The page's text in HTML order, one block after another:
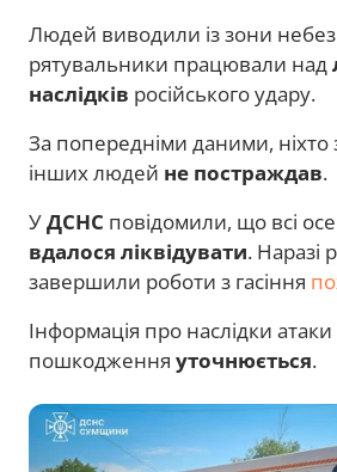
Людей виводили із зони
рятувальники працювали над
наслідків російського удару.
За попередніми даними, ніхто
інших людей не постраждав.
УДСНС повідомили, що всі
вдалося ліквідувати. Наразі
завершили роботи з гасіння
Інформація про наслідки
пошкодження уточнюється.